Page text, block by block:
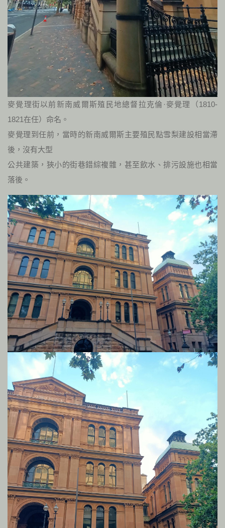
麥覺理街以前新南威爾斯殖民地總督拉克倫·麥覺理（1810-
1821在任）命名。
麥覺理到任前，當時的新南威爾斯主要殖民點雪梨建設相當滯
後，沒有大型
公共建築，狹小的街巷錯綜複雜，甚至飲水、排污設施也相當
落後。